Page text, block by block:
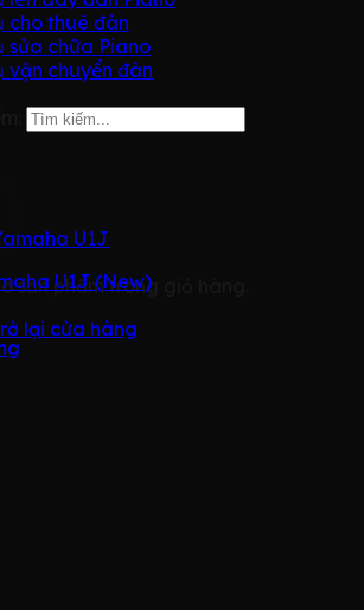
cho thuê đàn
sửa chữa Piano
vận chuyển đàn
sản phẩm trong giỏ hàng.
lại cửa hàng
U1J (New)